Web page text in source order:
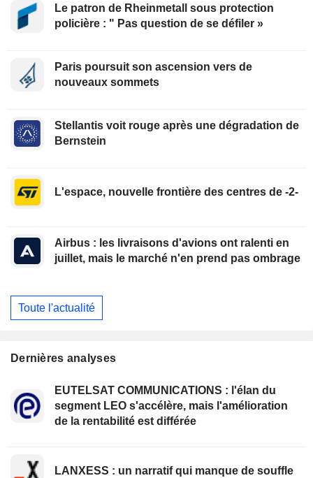
Le patron de Rheinmetall sous protection
policière : " Pas question de se défiler »
Paris poursuit son ascension vers de
nouveaux sommets
Stellantis voit rouge après une dégradation de
Bernstein
L'espace, nouvelle frontière des centres de -2-
Airbus : les livraisons d'avions ont ralenti en
juillet, mais le marché n'en prend pas ombrage
Toute l'actualité
Dernières analyses
EUTELSAT COMMUNICATIONS : l'élan du
segment LEO s'accélère, mais l'amélioration
de la rentabilité est différée
LANXESS : un narratif qui manque de souffle